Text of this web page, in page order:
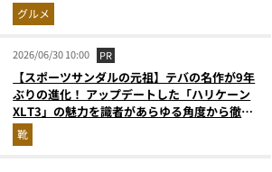
グルメ
2026/06/30 10:00 PR
【スポーツサンダルの元祖】テバの名作が9年
ぶりの進化！ アップデートした「ハリケーン
XLT3」の魅力を識者があらゆる角度から徹底
解説！
靴